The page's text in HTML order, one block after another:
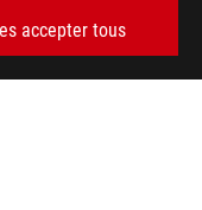
accepter tous